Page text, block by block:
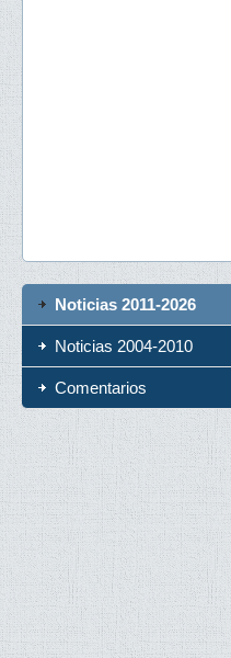
Noticias 2011-2026
Noticias 2004-2010
Comentarios